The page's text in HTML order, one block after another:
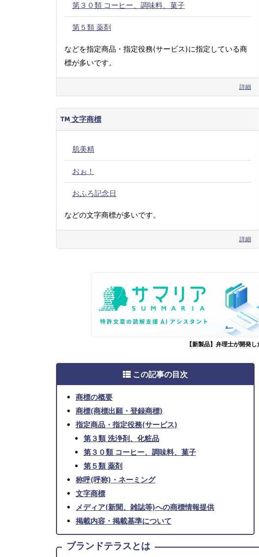
第３０類 コーヒー、調味料、菓子
第５類 薬剤
などを指定商品・指定役務(サービス)に指定している商
標が多いです。
詳細
文字商標
肌美精
おぉ！
おふろ記念日
などの文字商標が多いです。
詳細
【新製品】弁理士が開発
この記事の目次
商標の概要
商標(商標出願・登録商標)
指定商品・指定役務(サービス)
第３類 洗浄剤、化粧品
第３０類 コーヒー、調味料、菓子
第５類 薬剤
称呼(呼称)・ネーミング
文字商標
メディア(新聞、雑誌等)への商標情報提供
掲載内容・掲載基準について
ブランドテラスとは